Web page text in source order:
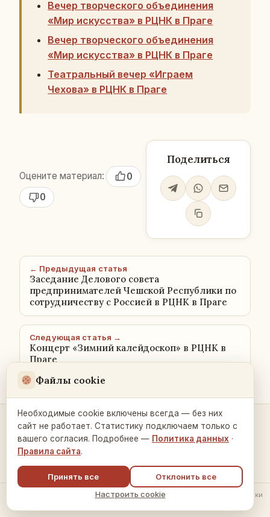
Вечер творческого объединения
«Мир искусства» в РЦНК в Праге
Вечер творческого объединения
«Мир искусства» в РЦНК в Праге
Театральный вечер «Играем
Чехова» в РЦНК в Праге
Оцените материал:
0
0
Поделиться
← Предыдущая статья
Заседание Делового совета
предпринимателей Чешской Республики по
сотрудничеству с Россией в РЦНК в Праге
Следующая статья →
Концерт «Зимний калейдоскоп» в РЦНК в
Праге
Контакты и связь →
© 2026 Русский Дом в Праге ·Политика обработки данных
Настройки
Файлы cookie
Необходимые cookie включены всегда — без них
сайт не работает. Статистику подключаем только с
вашего согласия. Подробнее — Политика данных ·
Правила сайта.
Принять все
Отклонить все
Настроить cookie